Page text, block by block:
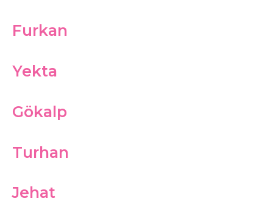
Furkan
Yekta
Gökalp
Turhan
Jehat